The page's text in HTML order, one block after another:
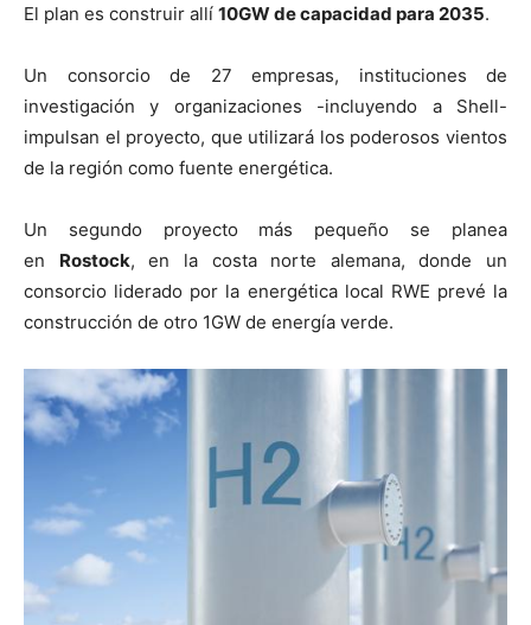
El plan es construir allí 10GW de capacidad para 2035.
Un consorcio de 27 empresas, instituciones de
investigación y organizaciones -incluyendo a Shell-
impulsan el proyecto, que utilizará los poderosos vientos
de la región como fuente energética.
Un segundo proyecto más pequeño se planea
en Rostock, en la costa norte alemana, donde un
consorcio liderado por la energética local RWE prevé la
construcción de otro 1GW de energía verde.